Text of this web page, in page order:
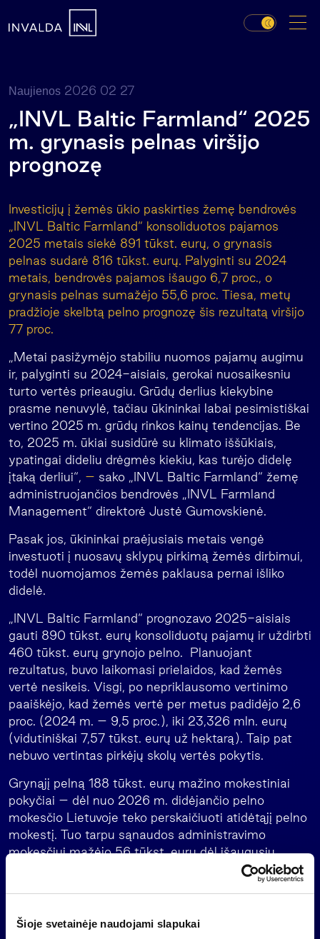
Šioje svetainėje naudojami slapukai
Naujienos 2026 02 27
„INVL Baltic Farmland“ 2025
m. grynasis pelnas viršijo
prognozę
Investicijų į žemės ūkio paskirties žemę bendrovės
„INVL Baltic Farmland“ konsoliduotos pajamos
2025 metais siekė 891 tūkst. eurų, o grynasis
pelnas sudarė 816 tūkst. eurų. Palyginti su 2024
metais, bendrovės pajamos išaugo 6,7 proc., o
grynasis pelnas sumažėjo 55,6 proc. Tiesa, metų
pradžioje skelbtą pelno prognozę šis rezultatą viršijo
77 proc.
„Metai pasižymėjo stabiliu nuomos pajamų augimu
ir, palyginti su 2024-aisiais, gerokai nuosaikesniu
turto vertės prieaugiu. Grūdų derlius kiekybine
prasme nenuvylė, tačiau ūkininkai labai pesimistiškai
vertino 2025 m. grūdų rinkos kainų tendencijas. Be
to, 2025 m. ūkiai susidūrė su klimato iššūkiais,
ypatingai dideliu drėgmės kiekiu, kas turėjo didelę
įtaką derliui“, – sako „INVL Baltic Farmland“ žemę
administruojančios bendrovės „INVL Farmland
Management“ direktorė Justė Gumovskienė.
Pasak jos, ūkininkai praėjusiais metais vengė
investuoti į nuosavų sklypų pirkimą žemės dirbimui,
todėl nuomojamos žemės paklausa pernai išliko
didelė.
„INVL Baltic Farmland“ prognozavo 2025-aisiais
gauti 890 tūkst. eurų konsoliduotų pajamų ir uždirbti
460 tūkst. eurų grynojo pelno. Planuojant
rezultatus, buvo laikomasi prielaidos, kad žemės
vertė nesikeis. Visgi, po nepriklausomo vertinimo
paaiškėjo, kad žemės vertė per metus padidėjo 2,6
proc. (2024 m. – 9,5 proc.), iki 23,326 mln. eurų
(vidutiniškai 7,57 tūkst. eurų už hektarą). Taip pat
nebuvo vertintas pirkėjų skolų vertės pokytis.
Grynąjį pelną 188 tūkst. eurų mažino mokestiniai
pokyčiai – dėl nuo 2026 m. didėjančio pelno
mokesčio Lietuvoje teko perskaičiuoti atidėtąjį pelno
mokestį. Tuo tarpu sąnaudos administravimo
mokesčiui mažėjo 56 tūkst. eurų dėl išaugusių
pradelstų skolų. Eliminavus šiuos prognozėje
nenumatytus veiksnius, bendrovės grynasis pelnas
keltus tikslus.